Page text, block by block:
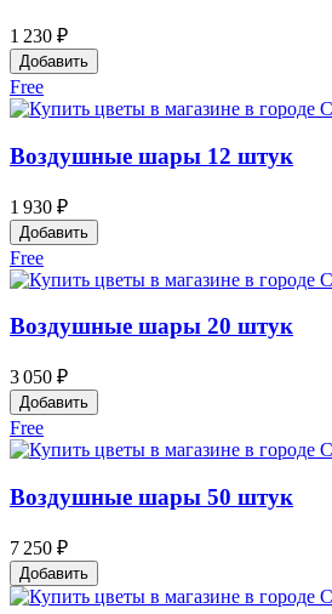
1 230 ₽
Добавить
Free
Воздушные шары 12 штук
1 930 ₽
Добавить
Free
Воздушные шары 20 штук
3 050 ₽
Добавить
Free
Воздушные шары 50 штук
7 250 ₽
Добавить